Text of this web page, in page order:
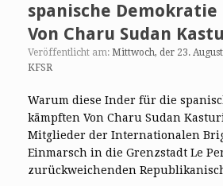
spanische
Von Charu Sudan
Veröffentlicht am: Mittwoch, der 23.
KFSR
Warum diese Inder für die
kämpften Von Charu Sudan
Mitglieder der Internationalen
Einmarsch in die Grenzstadt Le
zurückweichenden